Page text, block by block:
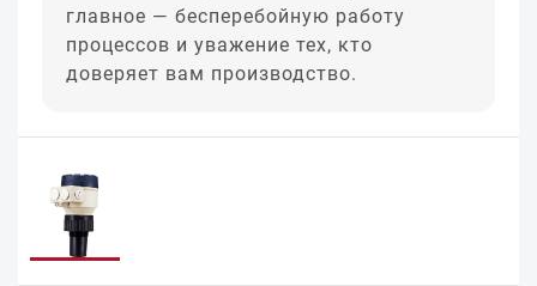
главное — бесперебойную работу
процессов и уважение тех, кто
доверяет вам производство.